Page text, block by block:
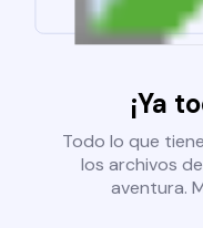
¡Ya
Todo lo que
los archivos
aventura.